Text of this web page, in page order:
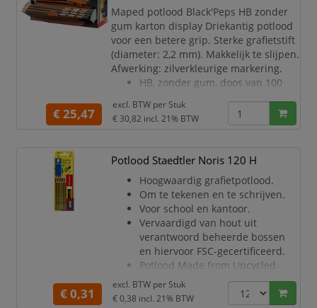
Maped potlood Black'Peps HB zonder
gum karton display Driekantig potlood
voor een betere grip. Sterke grafietstift
(diameter: 2,2 mm). Makkelijk te slijpen.
Afwerking: zilverkleurige markering.
HB, zonder gum, doos van 100
€ 25,47
excl. BTW per Stuk
€ 30,82 incl. 21% BTW
Potlood Staedtler Noris 120 H
Hoogwaardig grafietpotlood.
Om te tekenen en te schrijven.
Voor school en kantoor.
Vervaardigd van hout uit
verantwoord beheerde bossen
en hiervoor FSC-gecertificeerd.
Potlood Made from Upcycled
Wood.
Verantwoord gebruik van
€ 0,31
excl. BTW per Stuk
€ 0,38 incl. 21% BTW